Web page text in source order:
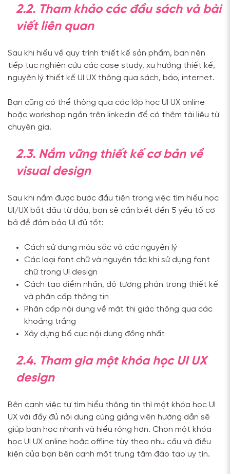
2.2. Tham khảo các đầu sách và bài
viết liên quan
Sau khi hiểu về quy trình thiết kế sản phẩm, bạn nên
tiếp tục nghiên cứu các case study, xu hướng thiết kế,
nguyên lý thiết kế UI UX thông qua sách, báo, internet.
Bạn cũng có thể thông qua các lớp học UI UX online
hoặc workshop ngắn trên linkedin để có thêm tài liệu từ
chuyên gia.
2.3. Nắm vững thiết kế cơ bản về
visual design
Sau khi nắm được bước đầu tiên trong việc tìm hiểu học
UI/UX bắt đầu từ đâu, bạn sẽ cần biết đến 5 yếu tố cơ
bả để đảm bảo UI đủ tốt:
Cách sử dụng màu sắc và các nguyên lý
Các loại font chữ và nguyên tắc khi sử dụng font
chữ trong UI design
Cách tạo điểm nhấn, độ tương phản trong thiết kế
và phân cấp thông tin
Phân cấp nội dung về mặt thị giác thông qua các
khoảng trắng
Xây dựng bố cục nội dung đồng nhất
2.4. Tham gia một khóa học UI UX
design
Bên cạnh việc tự tìm hiểu thông tin thì một khóa học UI
UX với đầy đủ nội dung cùng giảng viên hướng dẫn sẽ
giúp bạn học nhanh và hiểu rộng hơn. Chọn một khóa
học UI UX online hoặc offline tùy theo nhu cầu và điều
kiện của bạn bên cạnh một trung tâm đào tạo uy tín.